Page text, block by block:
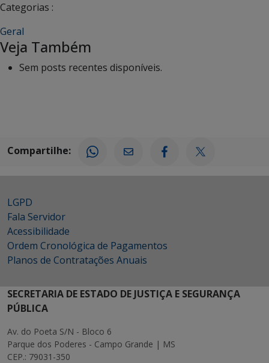
Categorias :
Geral
Veja Também
Sem posts recentes disponíveis.
Compartilhe:
LGPD
Fala Servidor
Acessibilidade
Ordem Cronológica de Pagamentos
Planos de Contratações Anuais
SECRETARIA DE ESTADO DE JUSTIÇA E SEGURANÇA
PÚBLICA
Av. do Poeta S/N - Bloco 6
Parque dos Poderes - Campo Grande | MS
CEP.: 79031-350